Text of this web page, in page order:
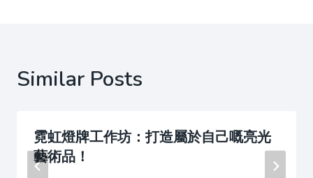
Similar Posts
霓虹燈牌工作坊：打造屬於自己嘅亮光
藝術品！